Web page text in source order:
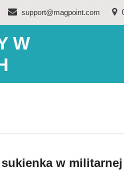
support@magpoint.com
W
w